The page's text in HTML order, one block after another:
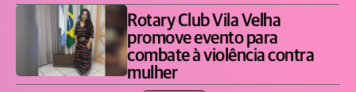
Rotary Club Vila Velha
promove evento para
combate à violência contra
mulher